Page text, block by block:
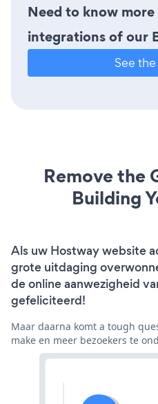
Need to know
integrations of our
See
Remove the
Building
Als uw Hostway website
grote uitdaging
de online aanwezigheid
gefeliciteerd!
Maar daarna komt a tough
make en meer bezoekers te